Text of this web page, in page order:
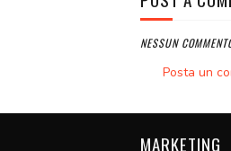
NESSUN
Posta un
MARKETING